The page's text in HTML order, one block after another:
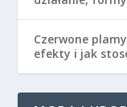
Czerwone
efekty i jak